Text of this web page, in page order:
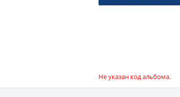
Не указан код альбома.